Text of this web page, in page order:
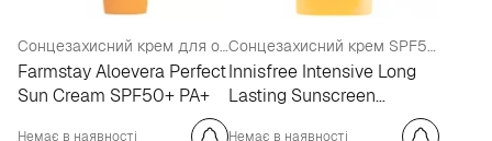
Сонцезахисний крем для обличчя та тіла з алое
Farmstay Aloevera Perfect
Sun Cream SPF50+ PA+
Немає в наявності
Сонцезахисний крем SPF50+
Innisfree Intensive Long
Lasting Sunscreen
Немає в наявності